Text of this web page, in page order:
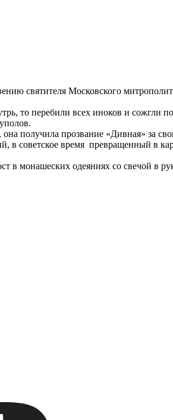
святителя Московского
то перебили всех иноков и сожгли
получила прозвание «Дивная» за
в советское время превращенный в
монашеских одеяниях со свечой в